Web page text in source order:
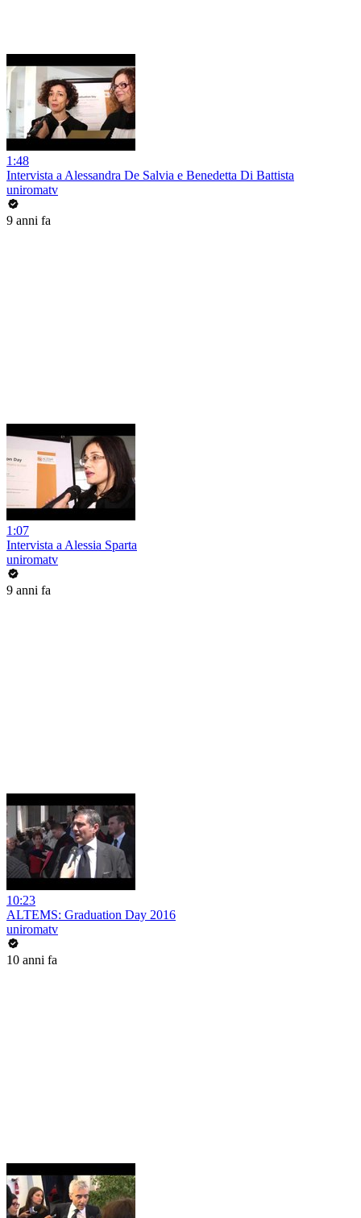
1:48
Intervista a Alessandra De Salvia e Benedetta Di Battista
uniromatv
9 anni fa
1:07
Intervista a Alessia Sparta
uniromatv
9 anni fa
10:23
ALTEMS: Graduation Day 2016
uniromatv
10 anni fa